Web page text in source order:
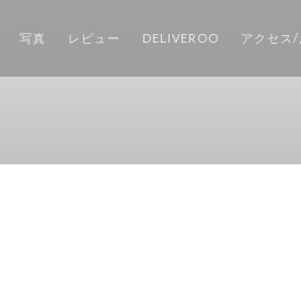
写真 レビュー DELIVEROO ((新しいウ
アクセス